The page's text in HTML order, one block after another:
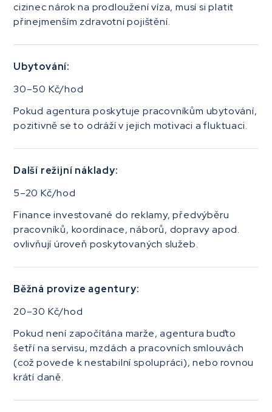
cizinec nárok na prodloužení víza, musí si platit
přinejmenším zdravotní pojištění.
Ubytování:
30–50 Kč/hod
Pokud agentura poskytuje pracovníkům ubytování,
pozitivně se to odráží v jejich motivaci a fluktuaci.
Další režijní náklady:
5–20 Kč/hod
Finance investované do⁠ reklamy, předvýběru
pracovníků, koordinace, náborů, dopravy apod.
ovlivňují úroveň poskytovaných služeb.
Běžná provize agentury:
20–30 Kč/hod
Pokud není započítána marže, agentura buďto
šetří na servisu, mzdách a pracovních smlouvách
(což povede k nestabilní spolupráci), nebo rovnou
krátí daně.